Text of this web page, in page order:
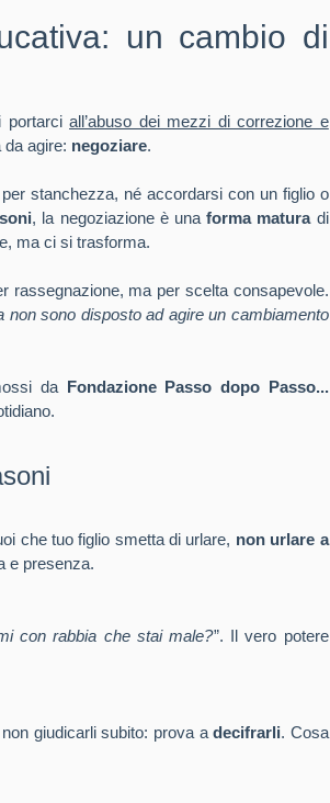
un cambio di
portarciall’abuso dei mezzi di correzione e
agire: negoziare.
per stanchezza, né accordarsi con un figlio o
, la negoziazione è unaforma maturadi
ma ci si trasforma.
rassegnazione, ma per scelta consapevole.
non sono disposto ad agire un cambiamento
da Fondazione Passo dopo Passo...
che tuo figlio smetta di urlare, non urlare a
e presenza.
con rabbia che stai male?”. Il vero potere
giudicarli subito: prova adecifrarli. Cosa